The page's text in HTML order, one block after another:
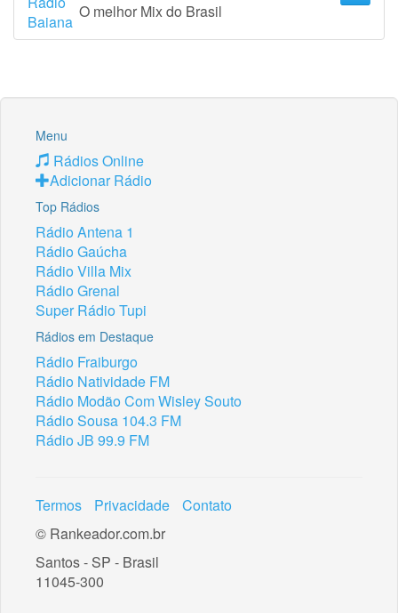
O melhor Mix do Brasil
Menu
Rádios Online
Adicionar Rádio
Top Rádios
Rádio Antena 1
Rádio Gaúcha
Rádio Villa Mix
Rádio Grenal
Super Rádio Tupi
Rádios em Destaque
Rádio Fraiburgo
Rádio Natividade FM
Rádio Modão Com Wisley Souto
Rádio Sousa 104.3 FM
Rádio JB 99.9 FM
Termos Privacidade
Contato
© Rankeador.com.br
Santos - SP - Brasil
11045-300